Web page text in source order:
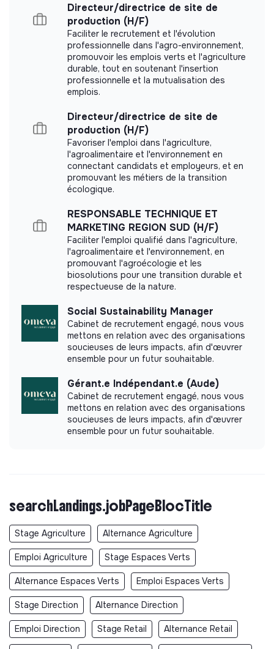
Referenced by Shift Your Job.
Did not yet add a transparency document.
Directeur/directrice de site de
production (H/F)
Faciliter le recrutement et l'évolution
professionnelle dans l'agro-environnement,
promouvoir les emplois verts et l'agriculture
durable, tout en soutenant l'insertion
professionnelle et la mutualisation des
emplois.
Directeur/directrice de site de
production (H/F)
Favoriser l'emploi dans l'agriculture,
l'agroalimentaire et l'environnement en
connectant candidats et employeurs, et en
promouvant les métiers de la transition
écologique.
RESPONSABLE TECHNIQUE ET
MARKETING REGION SUD (H/F)
Faciliter l'emploi qualifié dans l'agriculture,
l'agroalimentaire et l'environnement, en
promouvant l'agroécologie et les
biosolutions pour une transition durable et
respectueuse de la nature.
Social Sustainability Manager
Cabinet de recrutement engagé, nous vous
mettons en relation avec des organisations
soucieuses de leurs impacts, afin d'œuvrer
ensemble pour un futur souhaitable.
Gérant.e Indépendant.e (Aude)
Cabinet de recrutement engagé, nous vous
mettons en relation avec des organisations
soucieuses de leurs impacts, afin d'œuvrer
ensemble pour un futur souhaitable.
searchLandings.jobPageBlocTitle
Stage Agriculture Alternance Agriculture
Emploi Agriculture Stage Espaces Verts
Alternance Espaces Verts Emploi Espaces Verts
Stage Direction Alternance Direction
Emploi Direction Stage Retail Alternance Retail